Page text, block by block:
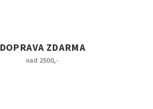
DOPRAVA ZDARMA
nad 2500,-